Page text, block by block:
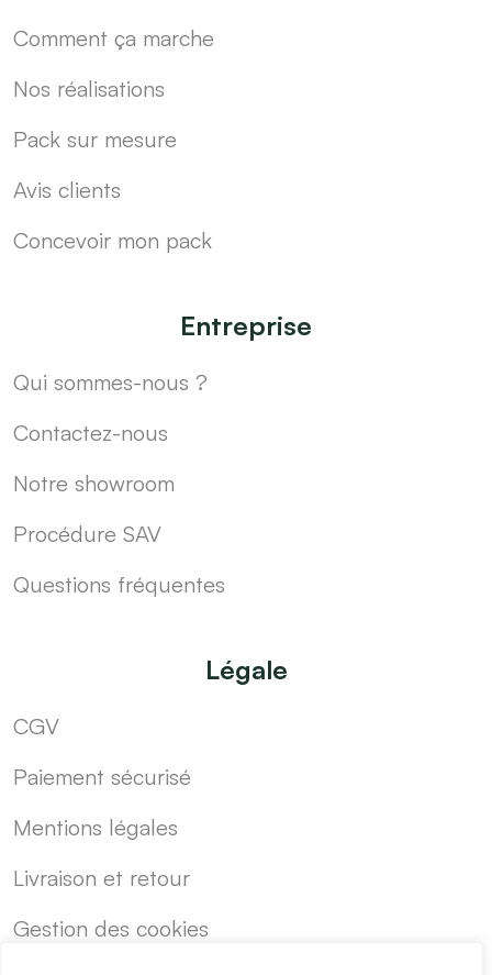
Comment ça marche
Nos réalisations
Pack sur mesure
Avis clients
Concevoir mon pack
Entreprise
Qui sommes-nous ?
Contactez-nous
Notre showroom
Procédure SAV
Questions fréquentes
Légale
CGV
Paiement sécurisé
Mentions légales
Livraison et retour
Gestion des cookies